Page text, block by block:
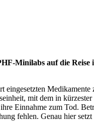
Minilabs auf die
mit dem in kürzester
Einnahme zum Tod.
fehlen. Genau hier